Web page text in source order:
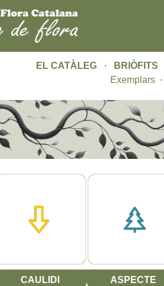
EL CATÀLEG· BRIÒFITS
Exemplars ·
CAULIDI ASPECTE